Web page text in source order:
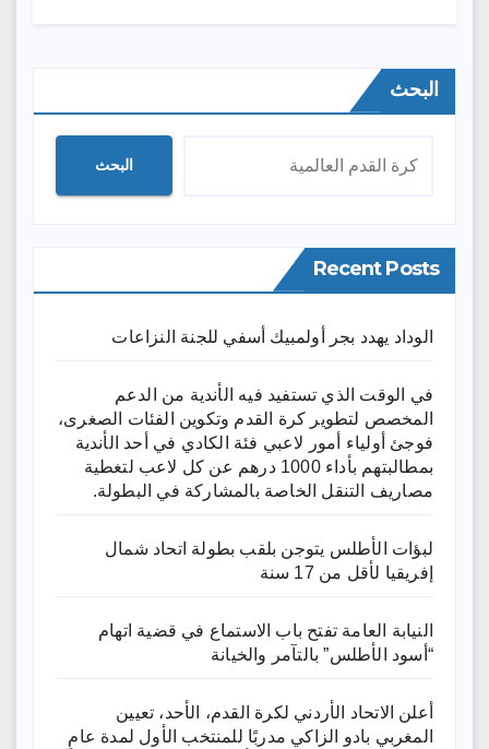
البحث
البحث
Recent Posts
الوداد يهدد بجر أولمبيك أسفي للجنة النزاعات
في الوقت الذي تستفيد فيه الأندية من الدعم
المخصص لتطوير كرة القدم وتكوين الفئات الصغرى،
فوجئ أولياء أمور لاعبي فئة الكادي في أحد الأندية
بمطالبتهم بأداء 1000 درهم عن كل لاعب لتغطية
مصاريف التنقل الخاصة بالمشاركة في البطولة.
لبؤات الأطلس يتوجن بلقب بطولة اتحاد شمال
إفريقيا لأقل من 17 سنة
النيابة العامة تفتح باب الاستماع في قضية اتهام
“أسود الأطلس” بالتآمر والخيانة
أعلن الاتحاد الأردني لكرة القدم، الأحد، تعيين
المغربي بادو الزاكي مدربًا للمنتخب الأول لمدة عامٍ